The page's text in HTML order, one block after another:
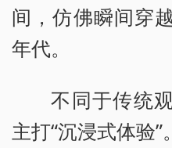
间，仿佛瞬间穿
年代。
不同于传统
主打“沉浸式体验